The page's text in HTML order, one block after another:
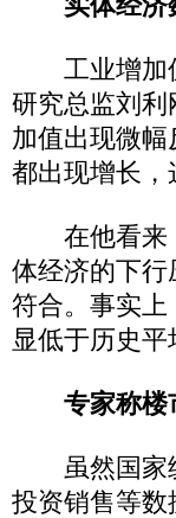
工业增加值
研究总监刘利
加值出现微
都出现增长，
在他看来，
体经济的下
符合。事实
显低于历史平
专家称楼
虽然国家统
投资销售等数